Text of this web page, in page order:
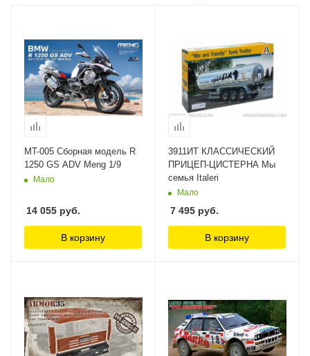
MT-005 Сборная модель R
1250 GS ADV Meng 1/9
Мало
14 055 руб.
В корзину
3911ИТ КЛАССИЧЕСКИЙ
ПРИЦЕП-ЦИСТЕРНА Мы
семья Italeri
Мало
7 495 руб.
В корзину